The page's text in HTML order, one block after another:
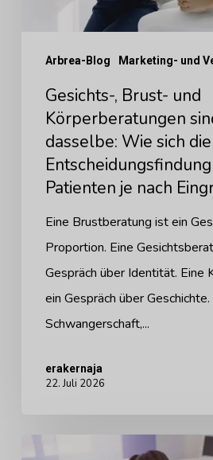
Entscheidungsfindung
Patienten
Eingriff
ändert
Arbrea-Blog Marketing- und
Gesichts-, Brust- und
Körperberatungen
dasselbe: Wie sich die
Patienten je nach
Eine Brustberatung ist ein
Proportion. Eine
Gespräch über Identität. Eine
ein Gespräch über Geschichte.
Schwangerschaft,...
erakernaja
22. Juli 2026